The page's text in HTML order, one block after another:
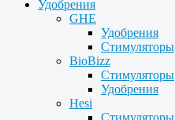
Удобрения
GHE
Удобрения
Стимуляторы
BioBizz
Стимуляторы
Удобрения
Hesi
Стимуляторы